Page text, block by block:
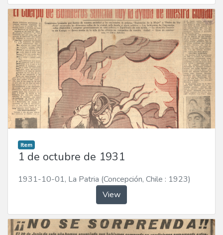
Item
1 de octubre de 1931
1931-10-01, La Patria (Concepción, Chile : 1923)
View